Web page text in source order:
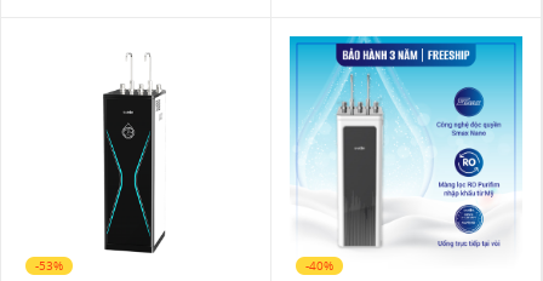
-53% -40%